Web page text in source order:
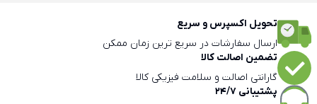
تحویل اکسپرس و سریع
ارسال سفارشات در سریع ترین زمان ممکن
تضمین اصالت کالا
گارانتی اصالت و سلامت فیزیکی کالا
پشتیبانی 24/7